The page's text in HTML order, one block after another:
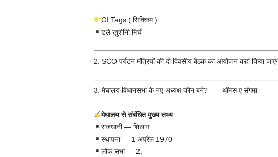
GI Tags ( सिक्किम )
डले खुर्शीनी मिर्च
2. SCO पर्यटन मंत्रियों की दो दिवसीय बैठक का आयोजन कहां किया
3. मेघालय विधानसभा के नए अध्यक्ष कौन बने? – – थॉमस ए संगमा
मेघालय से संबंधित मुख्य तथ्य
राजधानी — शिलांग
स्थापना — 1 अप्रैल 1970
लोक सभा — 2,